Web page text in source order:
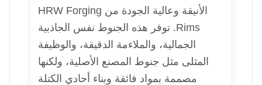
الأنيقة وعالية الجودة من HRW Forging
Rims. توفر هذه الجنوط نفس الجاذبية
الجمالية، والملاءمة الدقيقة، والوظيفة
المثلى مثل جنوط المصنع الأصلية، ولكنها
مصممة بمواد فائقة وبناء أحادي الكتلة